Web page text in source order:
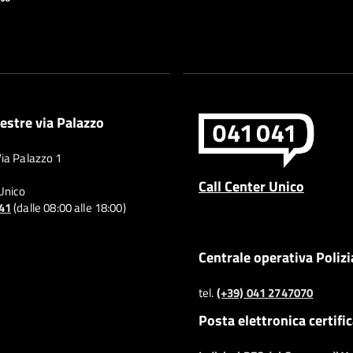
via Palazzo
Palazzo 1
(dalle 08:00 alle 18:00)
Call Center Unico
Centrale operativa
tel.(+39) 041 2747070
Posta elettronica